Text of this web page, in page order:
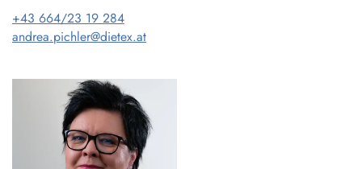
+43 664/23 19 284
andrea.pichler@dietex.at